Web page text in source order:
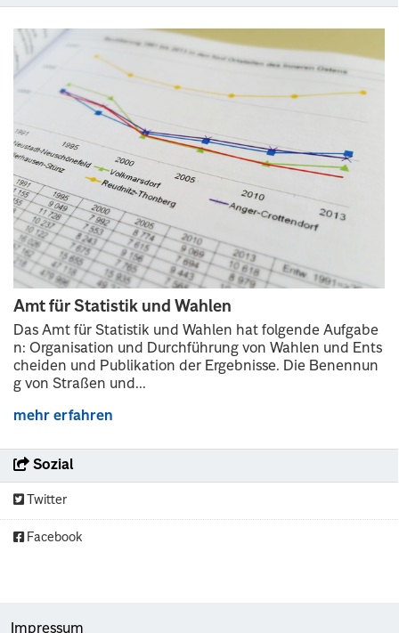
Amt für Statistik und Wahlen
Das Amt für Statistik und Wahlen hat folgende Aufgabe
n: Organisation und Durchführung von Wahlen und Ents
cheiden und Publikation der Ergebnisse. Die Benennun
g von Straßen und...
mehr erfahren
Sozial
Twitter
Facebook
Impressum